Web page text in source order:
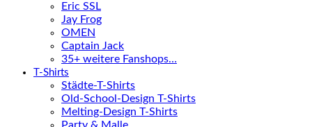
Eric SSL
Jay Frog
OMEN
Captain Jack
35+ weitere Fanshops…
T-Shirts
Städte-T-Shirts
Old-School-Design T-Shirts
Melting-Design T-Shirts